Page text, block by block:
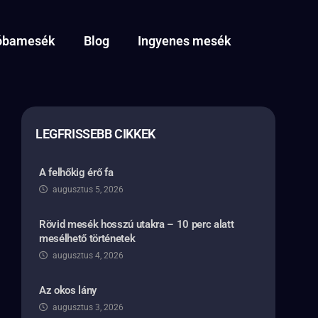
Blog Ingyenes mesék
LEGFRISSEBB CIKKEK
A felhőkig érő fa
augusztus 5, 2026
Rövid mesék hosszú utakra – 10 perc alatt
mesélhető történetek
augusztus 4, 2026
Az okos lány
augusztus 3, 2026